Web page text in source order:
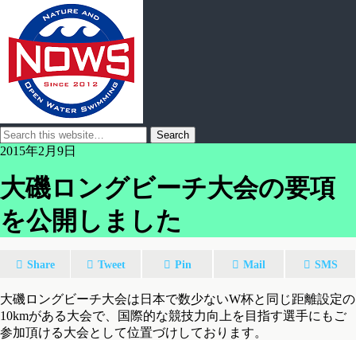
2015年2月9日
大磯ロングビーチ大会の要項
を公開しました
Share Tweet Pin Mail SMS
大磯ロングビーチ大会は日本で数少ないW杯と同じ距離設定の
10kmがある大会で、国際的な競技力向上を目指す選手にもご
参加頂ける大会として位置づけしております。